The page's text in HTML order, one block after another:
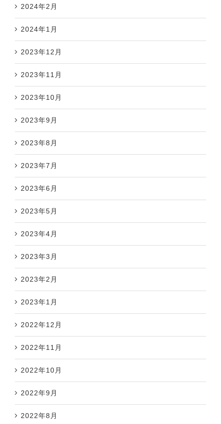
2024年2月
2024年1月
2023年12月
2023年11月
2023年10月
2023年9月
2023年8月
2023年7月
2023年6月
2023年5月
2023年4月
2023年3月
2023年2月
2023年1月
2022年12月
2022年11月
2022年10月
2022年9月
2022年8月